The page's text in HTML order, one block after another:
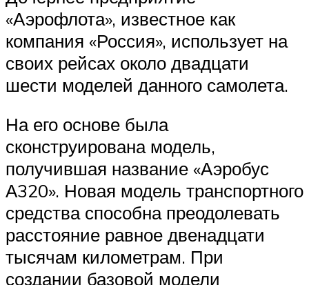
«Аэрофлота», известное как
компания «Россия», использует на
своих рейсах около двадцати
шести моделей данного самолета.
На его основе была
сконструирована модель,
получившая название «Аэробус
А320». Новая модель транспортного
средства способна преодолевать
расстояние равное двенадцати
тысячам километрам. При
создании базовой модели